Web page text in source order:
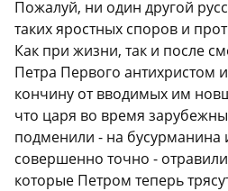
Пожалуй, ни один другой
таких яростных споров и
Как при жизни, так и после
Петра Первого антихристом
кончину от вводимых им
что царя во время
подменили - на бусурманина
совершенно точно -
которые Петром теперь